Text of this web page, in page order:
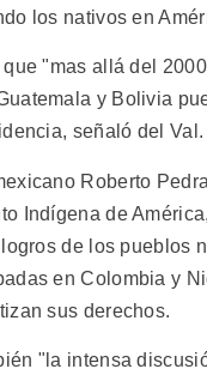
los nativos en
que "mas allá del
y Bolivia
señaló del Val.
Roberto
Indígena de
de los pueblos
en Colombia y
sus derechos.
"la intensa